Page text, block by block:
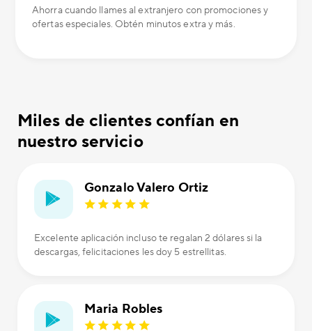
Ahorra cuando llames al extranjero con promociones y
ofertas especiales. Obtén minutos extra y más.
Miles de clientes confían en
nuestro servicio
Gonzalo Valero Ortiz
Excelente aplicación incluso te regalan 2 dólares si la
descargas, felicitaciones les doy 5 estrellitas.
Maria Robles